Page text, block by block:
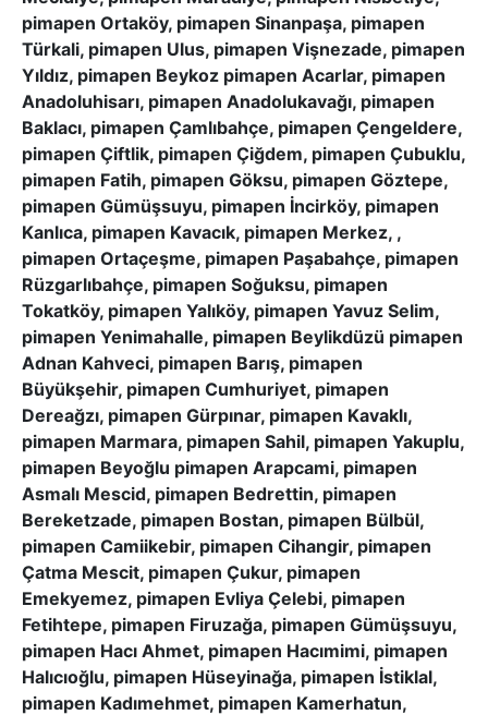
pimapen Ortaköy, pimapen Sinanpaşa, pimapen
Türkali, pimapen Ulus, pimapen Vişnezade, pimapen
Yıldız, pimapen Beykoz pimapen Acarlar, pimapen
Anadoluhisarı, pimapen Anadolukavağı, pimapen
Baklacı, pimapen Çamlıbahçe, pimapen Çengeldere,
pimapen Çiftlik, pimapen Çiğdem, pimapen Çubuklu,
pimapen Fatih, pimapen Göksu, pimapen Göztepe,
pimapen Gümüşsuyu, pimapen İncirköy, pimapen
Kanlıca, pimapen Kavacık, pimapen Merkez, ,
pimapen Ortaçeşme, pimapen Paşabahçe, pimapen
Rüzgarlıbahçe, pimapen Soğuksu, pimapen
Tokatköy, pimapen Yalıköy, pimapen Yavuz Selim,
pimapen Yenimahalle, pimapen Beylikdüzü pimapen
Adnan Kahveci, pimapen Barış, pimapen
Büyükşehir, pimapen Cumhuriyet, pimapen
Dereağzı, pimapen Gürpınar, pimapen Kavaklı,
pimapen Marmara, pimapen Sahil, pimapen Yakuplu,
pimapen Beyoğlu pimapen Arapcami, pimapen
Asmalı Mescid, pimapen Bedrettin, pimapen
Bereketzade, pimapen Bostan, pimapen Bülbül,
pimapen Camiikebir, pimapen Cihangir, pimapen
Çatma Mescit, pimapen Çukur, pimapen
Emekyemez, pimapen Evliya Çelebi, pimapen
Fetihtepe, pimapen Firuzağa, pimapen Gümüşsuyu,
pimapen Hacı Ahmet, pimapen Hacımimi, pimapen
Halıcıoğlu, pimapen Hüseyinağa, pimapen İstiklal,
pimapen Kadımehmet, pimapen Kamerhatun,